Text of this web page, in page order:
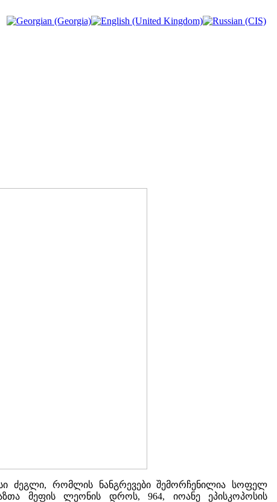
ძეგლი, რომლის ნანგრევები შემორჩენილია სოფელ
მეფის ლეონის დროს, 964, იოანე ეპისკოპოსის